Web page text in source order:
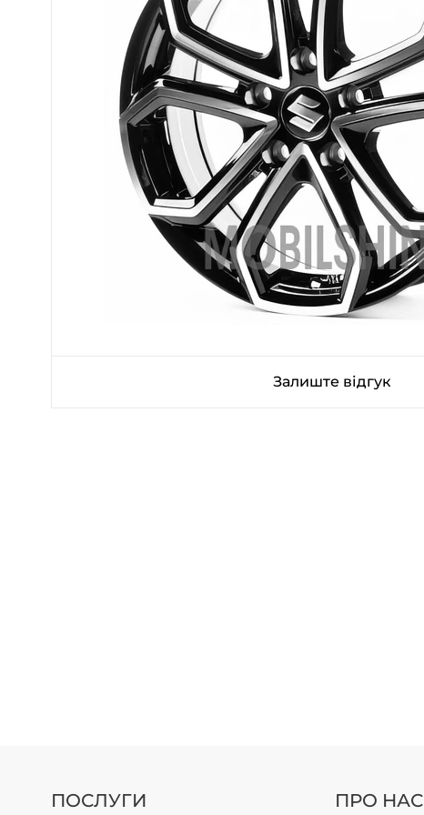
Залиште відгук
ПОСЛУГИ ПРО НАС